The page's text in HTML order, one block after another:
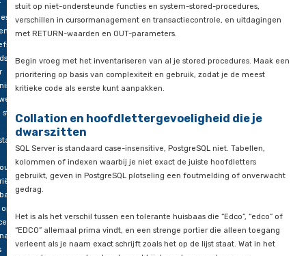
moet
én
bij
Bij een migratie betekent dat vaak herschrijven. Gelukkig
altijd in PL/pgSQL. Dat geeft ontwikkelaars meer vrijheid. In
PL/Perl of PL/Python, etc. Echter, dat geldt dus niet voor T-
Migreren zonder deze code grondig te herschrijven, is alsof
Amerikaanse keukenmachine probeert aan te sluiten op een
stopcontact zonder adapter: het past niet, en je riskeert
stuit op niet-ondersteunde functies en system-stored-
verschillen in cursormanagement en transactiecontrole, en
met RETURN-waarden en OUT-parameters.
Begin vroeg met het inventariseren van al je stored
prioritering op basis van complexiteit en gebruik, zodat je de
kritieke code als eerste kunt aanpakken.